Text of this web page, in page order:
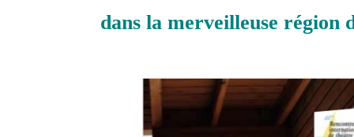
dans la merveilleuse région